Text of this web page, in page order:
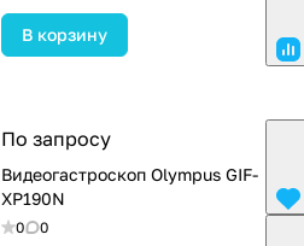
В корзину
По запросу
Видеогастроскоп Olympus GIF-
XP190N
0 0